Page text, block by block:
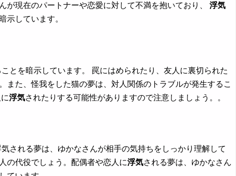
が現在のパートナーや恋愛に対して不満を抱いており、浮気
示しています。
とを暗示しています。 罠にはめられたり、友人に裏切られた
た、怪我をした猫の夢は、対人関係のトラブルが発生するこ
浮気されたりする可能性がありますので注意しましょう。。
気される夢は、ゆかなさんが相手の気持ちをしっかり理解して
の代役でしょう。配偶者や恋人に浮気される夢は、ゆかなさん